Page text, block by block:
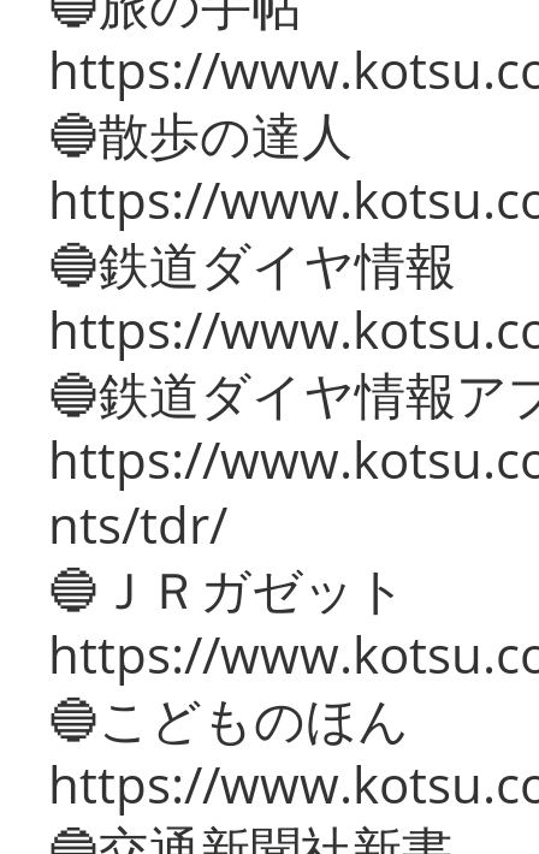
https://
🔵散歩の達人
https://
🔵鉄道ダイヤ情報
https://
🔵鉄道ダイヤ情報ア
https://
nts/tdr/
🔵ＪＲガゼット
https://
🔵こどものほん
https://